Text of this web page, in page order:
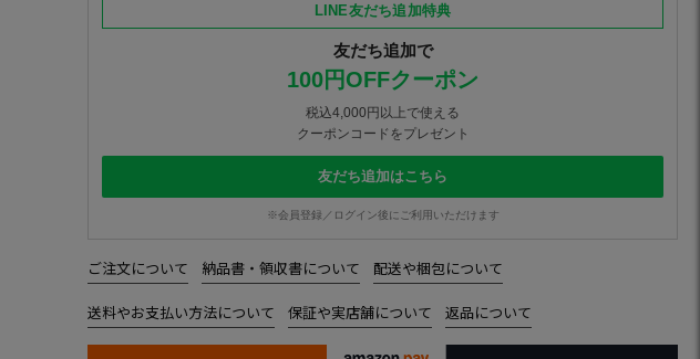
LINE友だち追加特典
友だち追加で
100円OFFクーポン
税込4,000円以上で使える
クーポンコードをプレゼント
友だち追加はこちら
※会員登録／ログイン後にご利用いただけます
ご注文について 納品書・領収書について 配送や梱包について
送料やお支払い方法について 保証や実店舗について 返品について